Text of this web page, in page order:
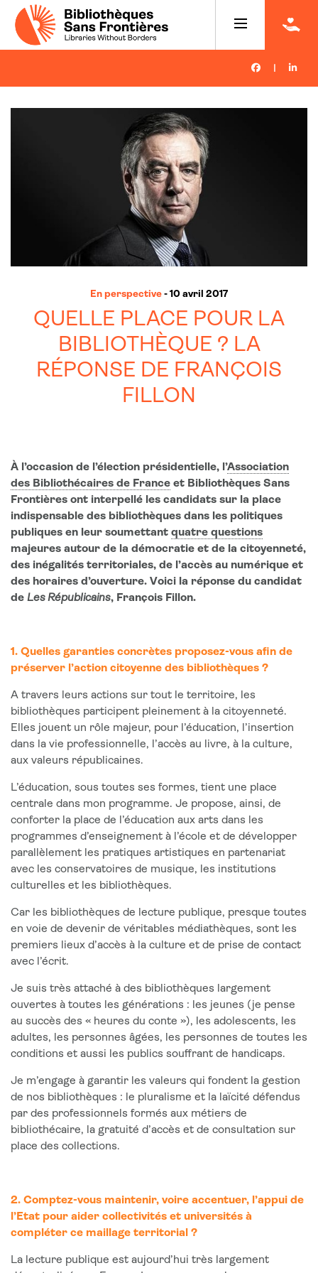
En perspective - 10 avril 2017
QUELLE PLACE POUR LA
BIBLIOTHÈQUE ? LA
RÉPONSE DE FRANÇOIS
FILLON
À l’occasion de l’élection présidentielle, l’Association
des Bibliothécaires de France et Bibliothèques Sans
Frontières ont interpellé les candidats sur la place
indispensable des bibliothèques dans les politiques
publiques en leur soumettant quatre questions
majeures autour de la démocratie et de la citoyenneté,
des inégalités territoriales, de l’accès au numérique et
des horaires d’ouverture. Voici la réponse du candidat
de Les Républicains, François Fillon.
1. Quelles garanties concrètes proposez-vous afin de
préserver l’action citoyenne des bibliothèques ?
A travers leurs actions sur tout le territoire, les
bibliothèques participent pleinement à la citoyenneté.
Elles jouent un rôle majeur, pour l’éducation, l’insertion
dans la vie professionnelle, l’accès au livre, à la culture,
aux valeurs républicaines.
L’éducation, sous toutes ses formes, tient une place
centrale dans mon programme. Je propose, ainsi, de
conforter la place de l’éducation aux arts dans les
programmes d’enseignement à l’école et de développer
parallèlement les pratiques artistiques en partenariat
avec les conservatoires de musique, les institutions
culturelles et les bibliothèques.
Car les bibliothèques de lecture publique, presque toutes
en voie de devenir de véritables médiathèques, sont les
premiers lieux d’accès à la culture et de prise de contact
avec l’écrit.
Je suis très attaché à des bibliothèques largement
ouvertes à toutes les générations : les jeunes (je pense
au succès des « heures du conte »), les adolescents, les
adultes, les personnes âgées, les personnes de toutes les
conditions et aussi les publics souffrant de handicaps.
Je m’engage à garantir les valeurs qui fondent la gestion
de nos bibliothèques : le pluralisme et la laïcité défendus
par des professionnels formés aux métiers de
bibliothécaire, la gratuité d’accès et de consultation sur
place des collections.
2. Comptez-vous maintenir, voire accentuer, l’appui de
l’Etat pour aider collectivités et universités à
compléter ce maillage territorial ?
La lecture publique est aujourd’hui très largement